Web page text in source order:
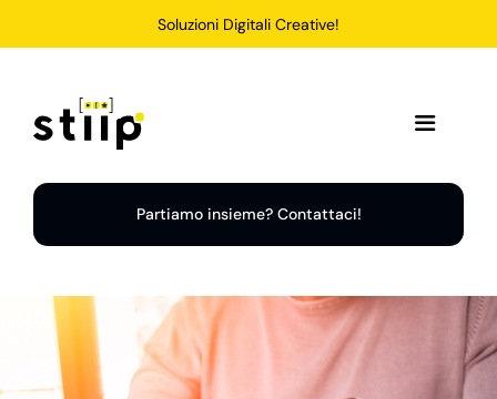
Soluzioni Digitali Creative!
Toggle
Home
Soluzioni
Partiamo insieme? Contattaci!